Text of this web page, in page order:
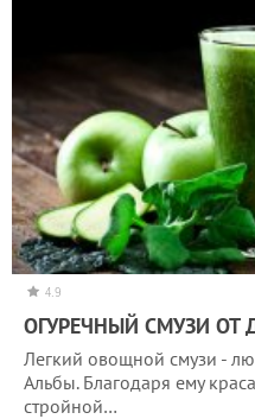
4.9
ОГУРЕЧНЫЙ СМУЗИ ОТ
Легкий овощной смузи -
Альбы. Благодаря ему
стройной…